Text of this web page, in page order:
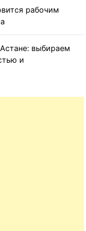
рабочим
выбираем
и